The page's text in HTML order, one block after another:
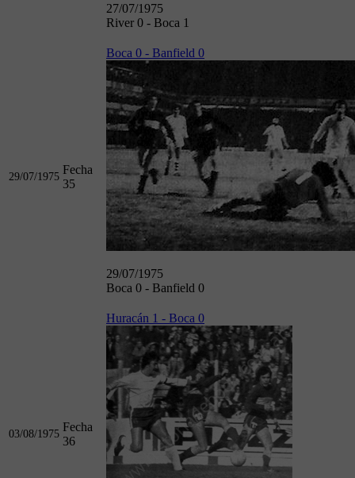
27/07/1975
River 0 - Boca 1
29/07/1975
Fecha
35
Boca 0 - Banfield 0
29/07/1975
Boca 0 - Banfield 0
03/08/1975
Fecha
36
Huracán 1 - Boca 0